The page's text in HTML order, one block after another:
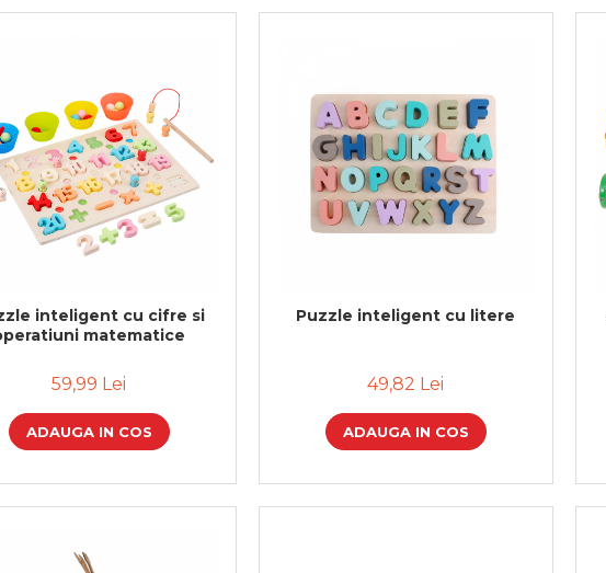
inteligent cu cifre si
matematice
59,99 Lei
ADAUGA IN COS
Puzzle inteligent cu litere
49,82 Lei
ADAUGA IN COS